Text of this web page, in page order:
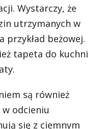
Wystarczy, że
utrzymanych w
przykład beżowej.
tapeta do kuchni
są również
w odcieniu
się z ciemnym